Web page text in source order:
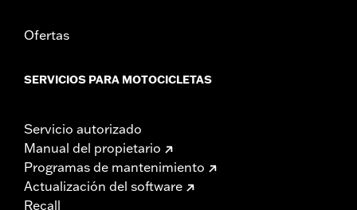
Ofertas
SERVICIOS PARA MOTOCICLETAS
Servicio autorizado
Manual del propietario
Programas de mantenimiento
Actualización del software
Recall